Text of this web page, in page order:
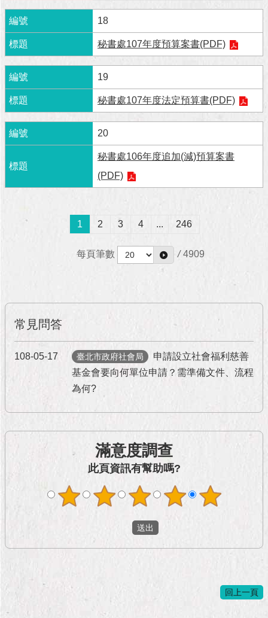
系
統
公
民
參
與
專
臺
北
旅
遊
網
放
告
隱
訊
安
系
18
秘書處107年度預算案書(PDF)
19
秘書處107年度法定預算書(PDF)
20
秘書處106年度追加(減)預算案書
(PDF)
1 2 3 4 ... 246
每頁筆數 / 4909
常見問答
108-05-17 臺北市政府社會局
申請設立社會福利慈善
基金會要向何單位申請？需準備文件、流程
為何?
滿意度調查
此頁資訊有幫助嗎?
回上一頁